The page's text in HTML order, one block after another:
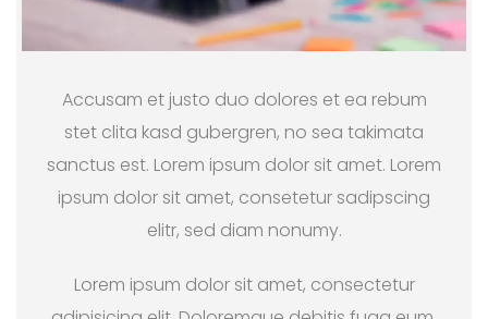
Accusam et justo duo dolores et ea rebum
stet clita kasd gubergren, no sea takimata
sanctus est. Lorem ipsum dolor sit amet. Lorem
ipsum dolor sit amet, consetetur sadipscing
elitr, sed diam nonumy.
Lorem ipsum dolor sit amet, consectetur